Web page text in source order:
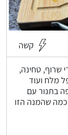
קשה
שרוף, טחינה,
מלח ועוד
בתנור עם
כמה שהמנה הזו